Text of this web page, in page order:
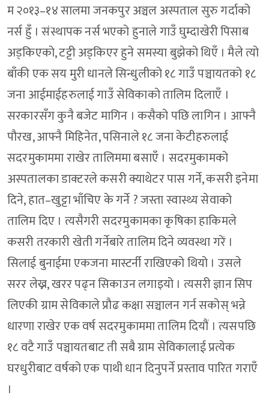
म २०१३–१४ सालमा जनकपुर अञ्चल अस्पताल सुरु गर्दाको
नर्स हुँ । संस्थापक नर्स भएको हुनाले गाउँ घुम्दाखेरी पिसाब
अड्किएको, टट्टी अड्किएर हुने समस्या बुझेको थिएँ । मैले त्यो
बाँकी एक सय मुरी धानले सिन्धुलीको १८ गाउँ पञ्चायतको १८
जना आईमाईहरुलाई गाउँ सेविकाको तालिम दिलाएँ ।
सरकारसँग कुनै बजेट मागिन । कसैको पछि लागिन । आफ्नै
पौरख, आफ्नै मिहिनेत, पसिनाले १८ जना केटीहरुलाई
सदरमुकाममा राखेर तालिममा बसाएँ । सदरमुकामको
अस्पतालका डाक्टरले कसरी क्याथेटर पास गर्ने, कसरी इनेमा
दिने, हात–खुट्टा भाँचिए के गर्ने ? जस्ता स्वास्थ्य सेवाको
तालिम दिए । त्यसैगरी सदरमुकामका कृषिका हाकिमले
कसरी तरकारी खेती गर्नेबारे तालिम दिने व्यवस्था गरें ।
सिलाई बुनाईमा एकजना मास्टर्नी राखिएको थियो । उसले
सरर लेख्न, खरर पढ्न सिकाउन लगाइयो । त्यसरी ज्ञान सिप
लिएकी ग्राम सेविकाले प्रौढ कक्षा सञ्चालन गर्न सकोस् भन्ने
धारणा राखेर एक वर्ष सदरमुकाममा तालिम दियौं । त्यसपछि
१८ वटै गाउँ पञ्चायतबाट ती सबै ग्राम सेविकालाई प्रत्येक
घरधुरीबाट वर्षको एक पाथी धान दिनुपर्ने प्रस्ताव पारित गराएँ
।